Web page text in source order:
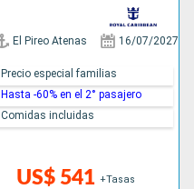
El Pireo Atenas 16/07/2027
US$ 541 +Tasas
Precio especial familias
Hasta -60% en el 2° pasajero
Comidas incluidas